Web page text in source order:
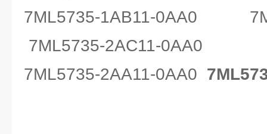
7ML5735-1AB11-0AA0
7ML5735-2AC11-0AA0
7ML5735-2AA11-0AA0